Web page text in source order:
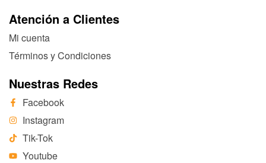
Atención a Clientes
Mi cuenta
Términos y Condiciones
Nuestras Redes
Facebook
Instagram
Tik-Tok
Youtube